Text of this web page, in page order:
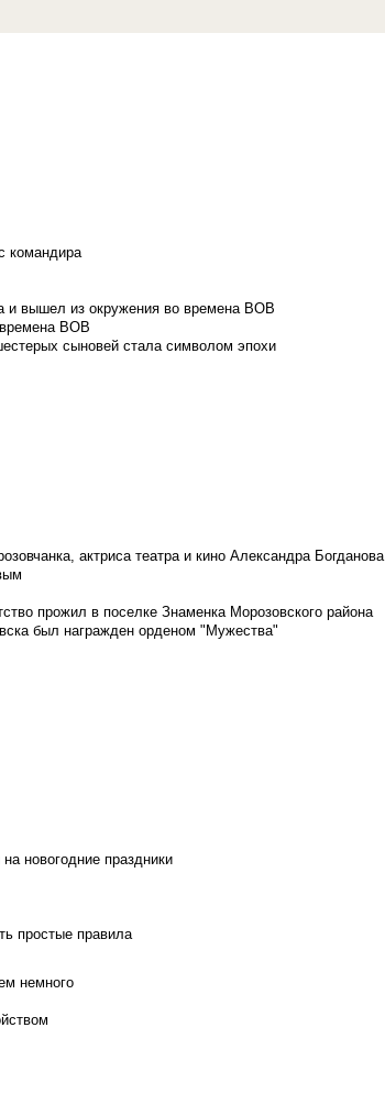
командира
и вышел из окружения во времена ВОВ
времена ВОВ
сыновей стала символом эпохи
актриса театра и кино Александра Богданова
прожил в поселке Знаменка Морозовского района
был награжден орденом "Мужества"
новогодние праздники
простые правила
немного